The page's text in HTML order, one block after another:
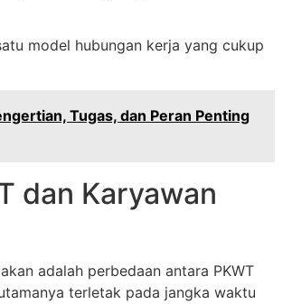
model hubungan kerja yang cukup
Tugas, dan Peran Penting
dan Karyawan
adalah perbedaan antara PKWT
terletak pada jangka waktu